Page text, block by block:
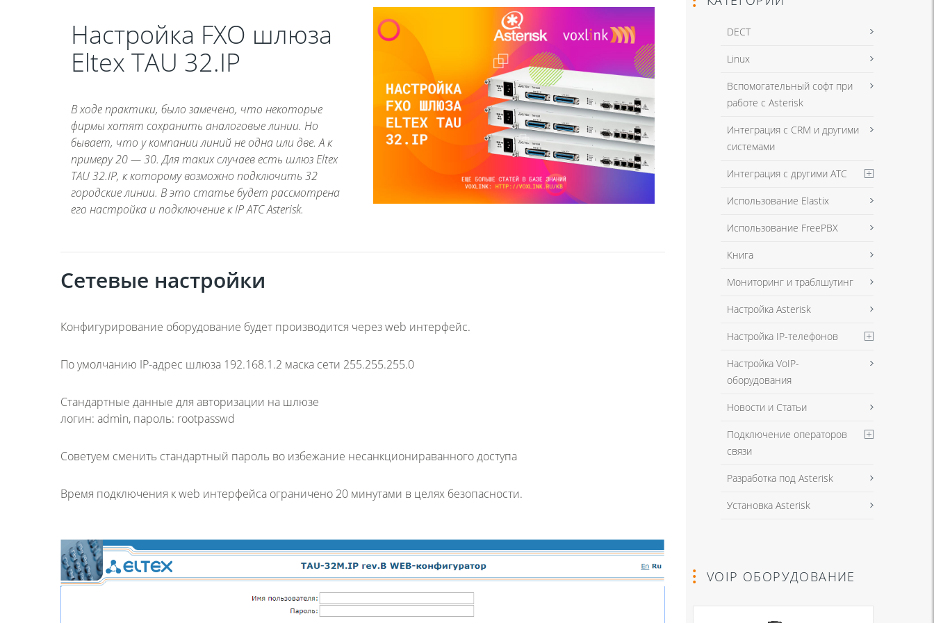
Настройка FXO шлюза
Eltex TAU 32.IP
В ходе практики, было замечено, что некоторые
фирмы хотят сохранить аналоговые линии. Но
бывает, что у компании линий не одна или две. А к
примеру 20 — 30. Для таких случаев есть шлюз Eltex
TAU 32.IP, к которому возможно подключить 32
городские линии. В это статье будет рассмотрена
его настройка и подключение к IP АТС Asterisk.
Сетевые настройки
Конфигурирование оборудование будет производится через web интерфейс.
По умолчанию IP-адрес шлюза 192.168.1.2 маска сети 255.255.255.0
Стандартные данные для авторизации на шлюзе
логин: admin, пароль: rootpasswd
Советуем сменить стандартный пароль во избежание несанкционираванного доступа
Время подключения к web интерфейса ограничено 20 минутами в целях безопасности.
DECT
Linux
Вспомогательный софт при
работе с Asterisk
Интеграция с CRM и другими
системами
Интеграция с другими АТС
Использование Elastix
Использование FreePBX
Книга
Мониторинг и траблшутинг
Настройка Asterisk
Настройка IP-телефонов
Настройка VoIP-
оборудования
Новости и Статьи
Подключение операторов
связи
Разработка под Asterisk
Установка Asterisk
VOIP ОБОРУДОВАНИЕ